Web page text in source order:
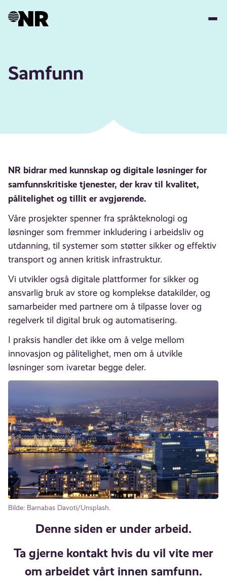
Samfunn
NR bidrar med kunnskap og digitale løsninger for
samfunnskritiske tjenester, der krav til kvalitet,
pålitelighet og tillit er avgjørende.
Våre prosjekter spenner fra språkteknologi og
løsninger som fremmer inkludering i arbeidsliv og
utdanning, til systemer som støtter sikker og effektiv
transport og annen kritisk infrastruktur.
Vi utvikler også digitale plattformer for sikker og
ansvarlig bruk av store og komplekse datakilder, og
samarbeider med partnere om å tilpasse lover og
regelverk til digital bruk og automatisering.
I praksis handler det ikke om å velge mellom
innovasjon og pålitelighet, men om å utvikle
løsninger som ivaretar begge deler.
Bilde: Barnabas Davoti/Unsplash.
Denne siden er under arbeid.
Ta gjerne kontakt hvis du vil vite mer
om arbeidet vårt innen samfunn.